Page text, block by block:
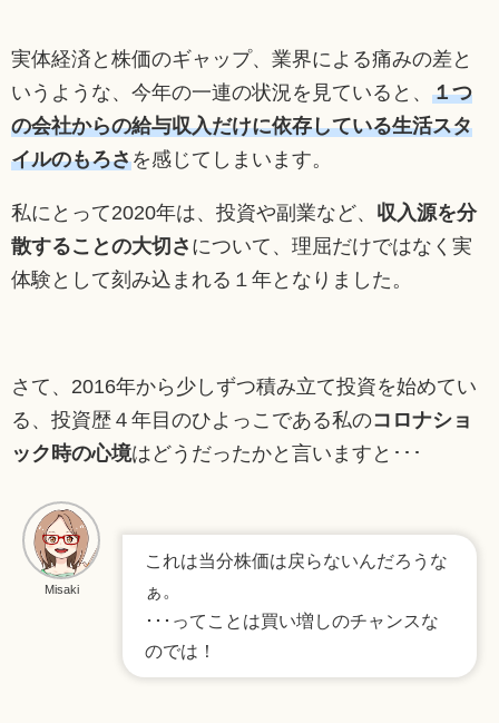
実体経済と株価のギャップ、業界による痛みの差と
いうような、今年の一連の状況を見ていると、 １つ
の会社からの給与収入だけに依存している生活スタ
イルのもろさを感じてしまいます。
私にとって2020年は、投資や副業など、 収入源を分
散することの大切さ について、理屈だけではなく実
体験として刻み込まれる１年となりました。
さて、2016年から少しずつ積み立て投資を始めてい
る、投資歴４年目のひよっこである私のコロナショ
ック時の心境はどうだったかと言いますと･･･
Misaki
これは当分株価は戻らないんだろうな
ぁ。
･･･ってことは買い増しのチャンスな
のでは！